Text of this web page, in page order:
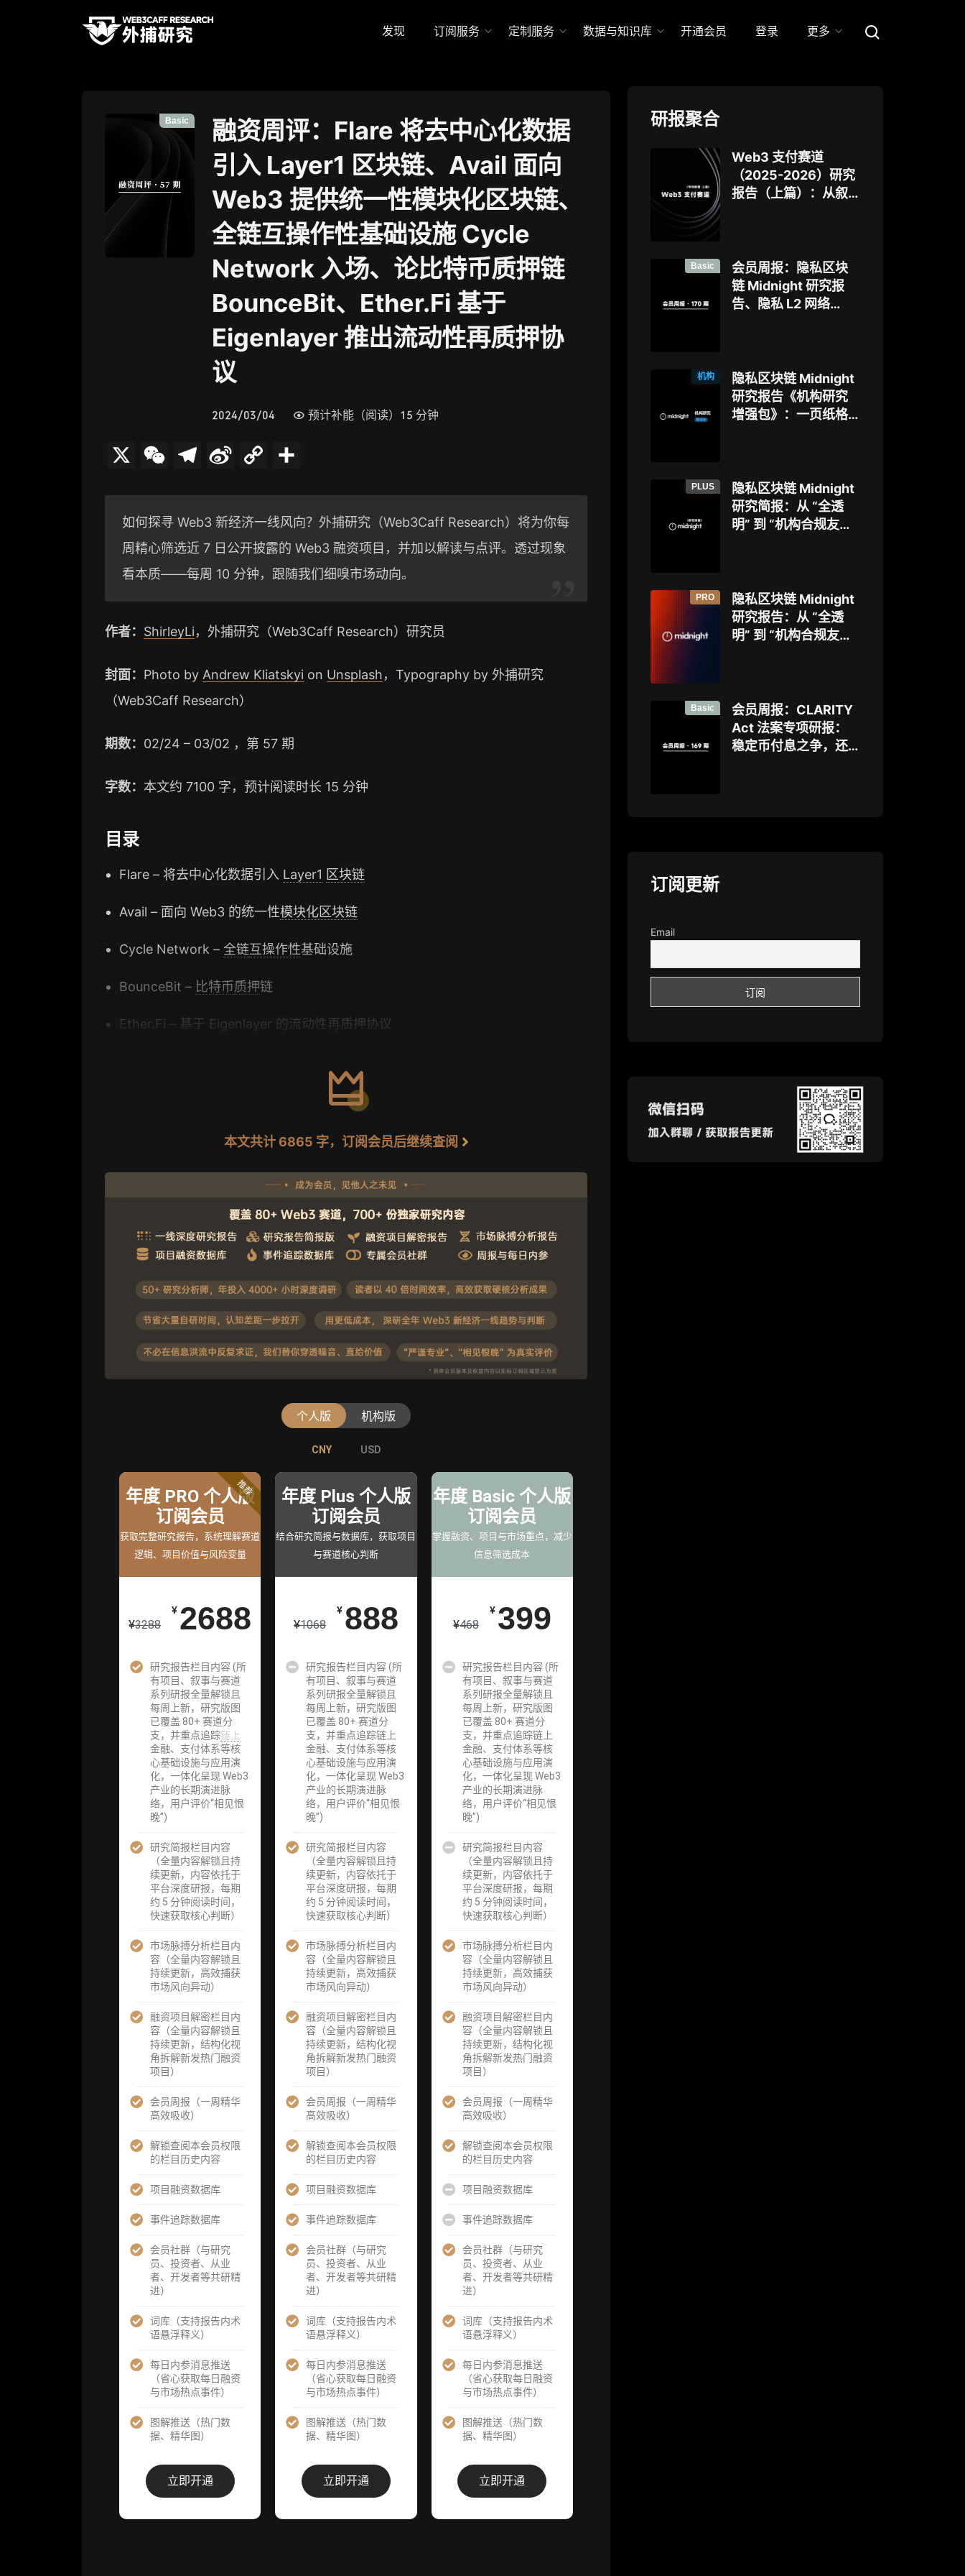
发现 订阅服务 定制服务 数据与知识库 开通会员 登录 更多
Basic
融资周评：Flare 将去中心化数据
引入 Layer1 区块链、Avail 面向
Web3 提供统一性模块化区块链、
全链互操作性基础设施 Cycle
Network 入场、论比特币质押链
BounceBit、Ether.Fi 基于
Eigenlayer 推出流动性再质押协
议
2024/03/04 预计补能（阅读）15 分钟
W
g
W
o
L
如何探寻 Web3 新经济一线风向？外捕研究（Web3Caff Research）将为你每
周精心筛选近 7 日公开披露的 Web3 融资项目，并加以解读与点评。透过现象
看本质——每周 10 分钟，跟随我们细嗅市场动向。
作者： ShirleyLi，外捕研究（Web3Caff Research）研究员
封面： Photo by Andrew Kliatskyi on Unsplash，Typography by 外捕研究
（Web3Caff Research）
期数： 02/24 – 03/02 ，第 57 期
字数： 本文约 7100 字，预计阅读时长 15 分钟
目录
Flare – 将去中心化数据引入 Layer1 区块链
Avail – 面向 Web3 的统一性模块化区块链
Cycle Network – 全链互操作性基础设施
BounceBit – 比特币质押链
Ether.Fi – 基于 Eigenlayer 的流动性再质押协议
本文共计 6865 字，订阅会员后继续查阅
个人版 机构版
CNY USD
年度 PRO 个人版
订阅会员
获取完整研究报告，系统理解赛道
逻辑、项目价值与风险变量
¥3288
¥ 2688
研究报告栏目内容 (所
有项目、叙事与赛道
系列研报全量解锁且
每周上新，研究版图
已覆盖 80+ 赛道分
支，并重点追踪链上
金融、支付体系等核
心基础设施与应用演
化，一体化呈现 Web3
产业的长期演进脉
络，用户评价“相见恨
晚”)
研究简报栏目内容
（全量内容解锁且持
续更新，内容依托于
平台深度研报，每期
约 5 分钟阅读时间，
快速获取核心判断）
市场脉搏分析栏目内
容（全量内容解锁且
持续更新，高效捕获
市场风向异动）
融资项目解密栏目内
容（全量内容解锁且
持续更新，结构化视
角拆解新发热门融资
项目）
会员周报（一周精华
高效吸收）
解锁查阅本会员权限
的栏目历史内容
项目融资数据库
事件追踪数据库
会员社群（与研究
员、投资者、从业
者、开发者等共研精
进）
词库（支持报告内术
语悬浮释义）
每日内参消息推送
（省心获取每日融资
与市场热点事件）
图解推送（热门数
据、精华图）
立即开通
推荐
年度 Plus 个人版
订阅会员
结合研究简报与数据库，获取项目
与赛道核心判断
¥1068
¥ 888
研究报告栏目内容 (所
有项目、叙事与赛道
系列研报全量解锁且
每周上新，研究版图
已覆盖 80+ 赛道分
支，并重点追踪链上
金融、支付体系等核
心基础设施与应用演
化，一体化呈现 Web3
产业的长期演进脉
络，用户评价“相见恨
晚”)
研究简报栏目内容
（全量内容解锁且持
续更新，内容依托于
平台深度研报，每期
约 5 分钟阅读时间，
快速获取核心判断）
市场脉搏分析栏目内
容（全量内容解锁且
持续更新，高效捕获
市场风向异动）
融资项目解密栏目内
容（全量内容解锁且
持续更新，结构化视
角拆解新发热门融资
项目）
会员周报（一周精华
高效吸收）
解锁查阅本会员权限
的栏目历史内容
项目融资数据库
事件追踪数据库
会员社群（与研究
员、投资者、从业
者、开发者等共研精
进）
词库（支持报告内术
语悬浮释义）
每日内参消息推送
（省心获取每日融资
与市场热点事件）
图解推送（热门数
据、精华图）
立即开通
年度 Basic 个人版
订阅会员
掌握融资、项目与市场重点，减少
信息筛选成本
¥468
¥ 399
研究报告栏目内容 (所
有项目、叙事与赛道
系列研报全量解锁且
每周上新，研究版图
已覆盖 80+ 赛道分
支，并重点追踪链上
金融、支付体系等核
心基础设施与应用演
化，一体化呈现 Web3
产业的长期演进脉
络，用户评价“相见恨
晚”)
研究简报栏目内容
（全量内容解锁且持
续更新，内容依托于
平台深度研报，每期
约 5 分钟阅读时间，
快速获取核心判断）
市场脉搏分析栏目内
容（全量内容解锁且
持续更新，高效捕获
市场风向异动）
融资项目解密栏目内
容（全量内容解锁且
持续更新，结构化视
角拆解新发热门融资
项目）
会员周报（一周精华
高效吸收）
解锁查阅本会员权限
的栏目历史内容
项目融资数据库
事件追踪数据库
会员社群（与研究
员、投资者、从业
者、开发者等共研精
进）
词库（支持报告内术
语悬浮释义）
每日内参消息推送
（省心获取每日融资
与市场热点事件）
图解推送（热门数
据、精华图）
立即开通
CNY USD
机构标准年
度服务会员
获取机构级研究与基础服
务
26800
企业多账号
(3 席位，若
需增加席位请
联系客服)
机构增强研究
包（在每期研
报基础上，进
一步提供一页
纸格局图、机
构视角附录、
结构化数据集
与定向持续追
踪数据库，将
研报内容沉淀
为可复用、可
复核、可持续
追踪的机构级
研究资产）
定制化研究服
务（1次，课
题/选题经审
核通过后，由
业内享有盛誉
的研究团队为
你开展专项研
究，并交付一
份完整研究报
告）
重点研究方向
前瞻栏目（获
项目及研究方
向预告，提前
了解核心观察
究计划）
提前获取研报
权（ 3 次，官
方发布研报预
告后可根据请
求领先市场以
提前解锁）
分析师 1 对 1
沟通（1 小
时，话题需审
核）
分析师专属答
疑服务（3 次
提问，话题需
审核）
查阅分析师答
疑精华汇总栏
目（精选高价
标准版
机构高级年
度服务会员
获得专业团队定制研究支
¥ 59800
企业多账号
(3 席位，若
需增加席位请
联系客服)
机构增强研究
包（在每期研
报基础上，进
一步提供一页
纸格局图、机
构视角附录、
结构化数据集
与定向持续追
踪数据库，将
研报内容沉淀
为可复用、可
复核、可持续
追踪的机构级
研究资产）
定制化研究服
务（1次，课
题/选题经审
核通过后，由
业内享有盛誉
的研究团队为
你开展专项研
究，并交付一
份完整研究报
重点研究方向
前瞻栏目（获
项目及研究方
向预告，提前
了解核心观察
变量与后续研
究计划）
提前获取研报
权（ 6 次，官
方发布研报预
告后可根据请
求领先市场以
提前解锁）
分析师 1 对 1
沟通（1 小
时，话题需审
核）
分析师专属答
疑服务（3 次
提问，话题需
查阅分析师答
疑精华汇总栏
目（精选高价
高级版
机构专业年
度服务会员
增强研判深度，获得分析
¥ 98000
企业多账号
(5 席位，若
需增加席位请
联系客服)
机构增强研究
包（在每期研
报基础上，进
一步提供一页
纸格局图、机
构视角附录、
与定向持续追
踪数据库，将
研报内容沉淀
为可复用、可
复核、可持续
追踪的机构级
研究资产）​
定制化研究服
务（1次，课
题/选题经审
业内享有盛誉
的研究团队为
你开展专项研
究，并交付一
份完整研究报
重点研究方向
项目及研究方
向预告，提前
提前获取研报
权（不限次，
官方发布研报
预告后可根据
请求领先市场
分析师 1 对 1
时，话题需审
核）
疑服务（6 次
提问，话题需
查阅分析师答
疑精华汇总栏
目（精选高价
专业版
机构旗舰年
度服务会员
深度洞察支持，满足高阶
研究
¥
129800
企业多账号
(6 席位，若
需增加席位请
联系客服)
机构增强研究
包（在每期研
报基础上，进
一步提供一页
纸格局图、机
结构化数据集
与定向持续追
踪数据库，将
研报内容沉淀
为可复用、可
复核、可持续
追踪的机构级
定制化研究服
务（2次，课
题/选题经审
业内享有盛誉
的研究团队为
你开展专项研
究，并交付两
份完整研究报
重点研究方向
前瞻栏目（获
项目及研究方
向预告，提前
了解核心观察
变量与后续研
究计划）
提前获取研报
权（不限次，
官方发布研报
预告后可根据
分析师 1 对 1
时，话题需审
核）
疑服务（10
次提问，话题
需审核）
查阅分析师答
疑精华汇总栏
旗舰版
研报聚合
Web3 支付赛道
（2025-2026）研究
报告（上篇）：从叙
如何重塑下一代支付
体系？全景式拆解行
业背景、协议标准、
Basic
会员周报：隐私区块
链 Midnight 研究报
告、隐私 L2 网络
机构
隐私区块链 Midnight
研究报告《机构研究
增强包》：一页纸格
PLUS
隐私区块链 Midnight
研究简报：从 “全透
明” 到 “机构合规友
PRO
隐私区块链 Midnight
研究报告：从 “全透
明” 到 “机构合规友
解其背景、技术架
构、生态格局与机构
采用挑战
Basic
会员周报：CLARITY
Act 法案专项研报：
稳定币付息之争，还
订阅更新
Email